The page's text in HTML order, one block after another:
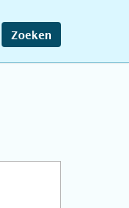
Zoeken